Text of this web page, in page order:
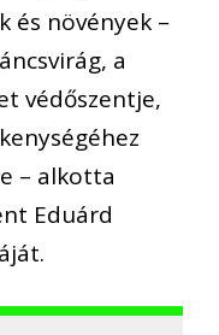
és növények –
a
védőszentje,
– alkotta
Eduárd